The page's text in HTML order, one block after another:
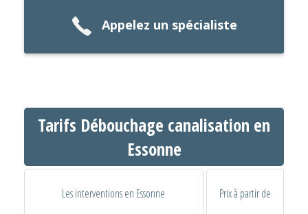
Appelez un spécialiste
Tarifs Débouchage canalisation en
Essonne
Les interventions en Essonne Prix à partir de